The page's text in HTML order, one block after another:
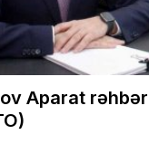
Aparat